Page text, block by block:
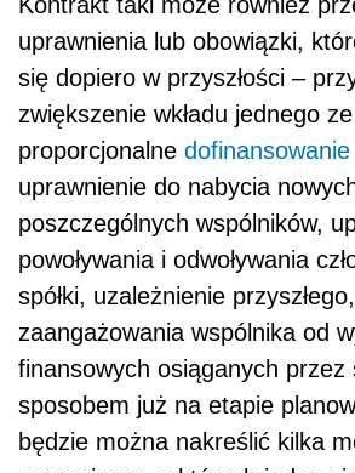
uprawnienia lub obowiązki,
się dopiero w przyszłości –
zwiększenie wkładu jednego
proporcjonalne dofinansowanie
uprawnienie do nabycia
poszczególnych wspólników,
powoływania i odwoływania
spółki, uzależnienie
zaangażowania wspólnika od
finansowych osiąganych przez
sposobem już na etapie
będzie można nakreślić kilka